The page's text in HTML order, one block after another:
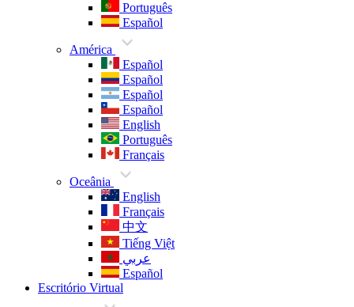
Português
Español
América
Español
Español
Español
Español
English
Português
Français
Oceânia
English
Français
中文
Tiếng Việt
عربي
Español
Escritório Virtual